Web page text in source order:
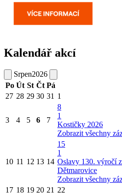
Kalendář akcí
Srpen2026
Po Út St Čt Pá
27 28 29 30 31 1
3 4 5 6 7
8
1
Kostičky 2026
Zobrazit všechny
10 11 12 13 14
15
1
Oslavy 130. výročí
Dětmarovice
Zobrazit všechny
17 18 19 20 21 22